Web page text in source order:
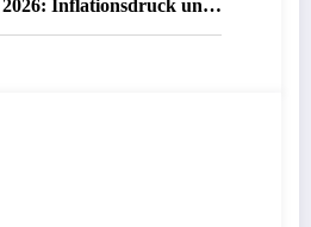
Inflationsdruck und